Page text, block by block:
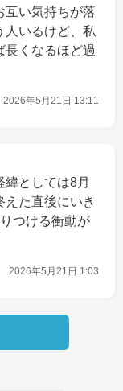
互い気持ちが落
人いるけど、私
長くなるほど過
2026年5月21日 13:11
としては8月
た直後にいき
つける衝動が
2026年5月21日 1:03